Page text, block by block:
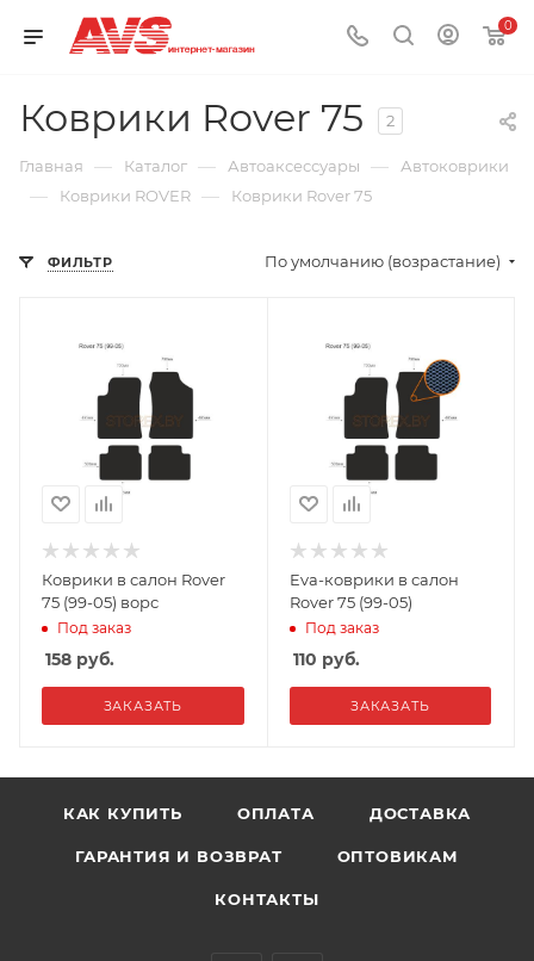
0
Коврики Rover 75 2
Главная — Каталог — Автоаксессуары — Автоковрики
— Коврики ROVER — Коврики Rover 75
ФИЛЬТР По умолчанию (возрастание)
Коврики в салон Rover
75 (99-05) ворс
Под заказ
158 руб.
ЗАКАЗАТЬ
Eva-коврики в салон
Rover 75 (99-05)
Под заказ
110 руб.
ЗАКАЗАТЬ
КАК КУПИТЬ ОПЛАТА ДОСТАВКА
ГАРАНТИЯ И ВОЗВРАТ ОПТОВИКАМ
КОНТАКТЫ